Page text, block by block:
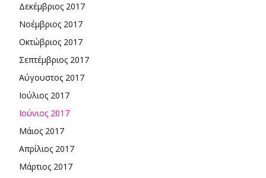
Δεκέμβριος 2017
Νοέμβριος 2017
Οκτώβριος 2017
Σεπτέμβριος 2017
Αύγουστος 2017
Ιούλιος 2017
Ιούνιος 2017
Μάιος 2017
Απρίλιος 2017
Μάρτιος 2017